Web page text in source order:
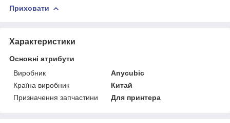
Приховати
Характеристики
Основні атрибути
Виробник
Anycubic
Країна виробник
Китай
Призначення запчастини
Для принтера